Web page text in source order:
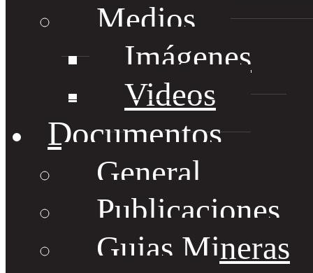
Medios
Imágenes
Videos
Documentos
General
Publicaciones
Guias Mineras